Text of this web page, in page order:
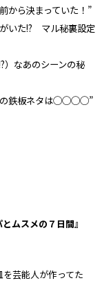
から決まっていた！”
いた!? マル秘裏設定
）なあのシーンの秘
の鉄板ネタは◯◯◯◯”
ムスメの７日間』
芸能人が作ってた